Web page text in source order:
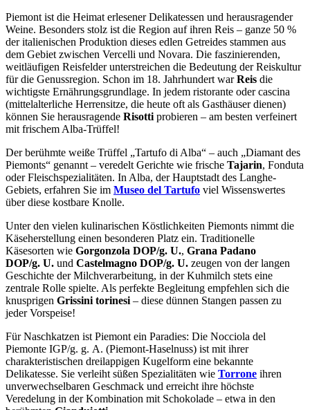
Piemont ist die Heimat erlesener Delikatessen und herausragender
Weine. Besonders stolz ist die Region auf ihren Reis – ganze 50 %
der italienischen Produktion dieses edlen Getreides stammen aus
dem Gebiet zwischen Vercelli und Novara. Die faszinierenden,
weitläufigen Reisfelder unterstreichen die Bedeutung der Reiskultur
für die Genussregion. Schon im 18. Jahrhundert warReis die
wichtigste Ernährungsgrundlage. In jedem ristorante oder cascina
(mittelalterliche Herrensitze, die heute oft als Gasthäuser dienen)
können Sie herausragende Risotti probieren – am besten verfeinert
mit frischem Alba-Trüffel!
Der berühmte weiße Trüffel „Tartufo di Alba“ – auch „Diamant des
Piemonts“ genannt – veredelt Gerichte wie frische Tajarin, Fonduta
oder Fleischspezialitäten. In Alba, der Hauptstadt des Langhe-
Gebiets, erfahren Sie im Museo del Tartufo viel Wissenswertes
über diese kostbare Knolle.
Unter den vielen kulinarischen Köstlichkeiten Piemonts nimmt die
Käseherstellung einen besonderen Platz ein. Traditionelle
Käsesorten wie Gorgonzola DOP/g. U., Grana Padano
DOP/g. U. und Castelmagno DOP/g. U. zeugen von der langen
Geschichte der Milchverarbeitung, in der Kuhmilch stets eine
zentrale Rolle spielte. Als perfekte Begleitung empfehlen sich die
knusprigen Grissini torinesi – diese dünnen Stangen passen zu
jeder Vorspeise!
Für Naschkatzen ist Piemont ein Paradies: Die Nocciola del
Piemonte IGP/g. g. A. (Piemont-Haselnuss) ist mit ihrer
charakteristischen dreilappigen Kugelform eine bekannte
Delikatesse. Sie verleiht süßen Spezialitäten wie Torrone ihren
unverwechselbaren Geschmack und erreicht ihre höchste
Veredelung in der Kombination mit Schokolade – etwa in den